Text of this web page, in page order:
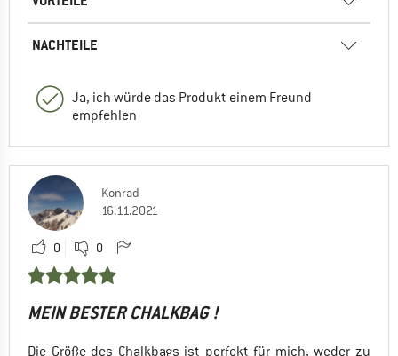
NACHTEILE
Ja, ich würde das Produkt einem Freund
empfehlen
Konrad
16.11.2021
0 0
MEIN BESTER CHALKBAG !
Die Größe des Chalkbags ist perfekt für mich, weder zu